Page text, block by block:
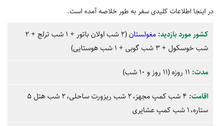
در اینجا اطلاعات کلیدی سفر به طور خلاصه آمده است.
کشور‌ مورد بازدید: مغولستان
(2 شب اولان باتور + 1 شب ترلج + 2
شب خوسکول + 3 شب گوبی + 1 شب هوستایی)
مدت: 11 روزه (11 روز و 10 شب)
اقامت: 4 شب کمپ مجهز 2 شب ریزورت ساحلی
2 شب هتل 5
ستاره 1 شب کمپ عشایری